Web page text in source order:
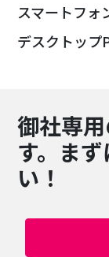
スマートフォ
デスクトップ
御社専
す。ま
い！